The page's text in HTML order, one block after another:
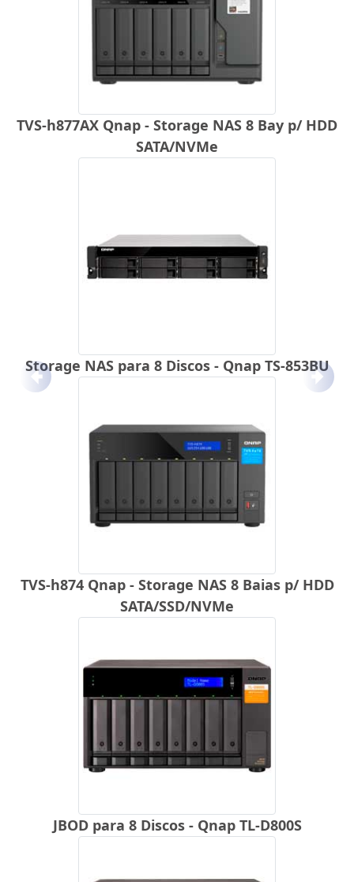
TVS-h877AX Qnap - Storage NAS 8 Bay p/ HDD
SATA/NVMe
Storage NAS para 8 Discos - Qnap TS-853BU
TVS-h874 Qnap - Storage NAS 8 Baias p/ HDD
SATA/SSD/NVMe
JBOD para 8 Discos - Qnap TL-D800S
Anterior